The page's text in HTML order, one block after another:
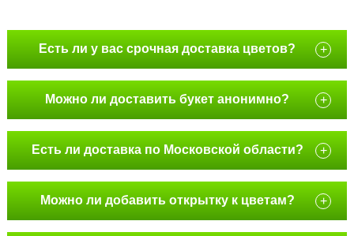
Есть ли у вас срочная доставка цветов? +
Можно ли доставить букет анонимно? +
Есть ли доставка по Московской области? +
Можно ли добавить открытку к цветам? +